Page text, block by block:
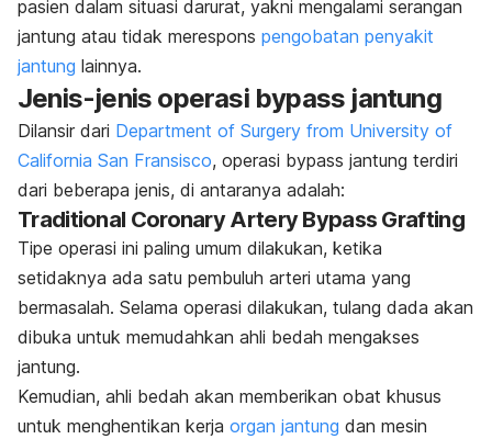
pasien dalam situasi darurat, yakni mengalami serangan
jantung atau tidak merespons pengobatan penyakit
jantung lainnya.
Jenis-jenis operasi bypass jantung
Dilansir dari Department of Surgery from University of
California San Fransisco, operasi bypass jantung terdiri
dari beberapa jenis, di antaranya adalah:
Traditional Coronary Artery Bypass Grafting
Tipe operasi ini paling umum dilakukan, ketika
setidaknya ada satu pembuluh arteri utama yang
bermasalah. Selama operasi dilakukan, tulang dada akan
dibuka untuk memudahkan ahli bedah mengakses
jantung.
Kemudian, ahli bedah akan memberikan obat khusus
untuk menghentikan kerja organ jantung dan mesin